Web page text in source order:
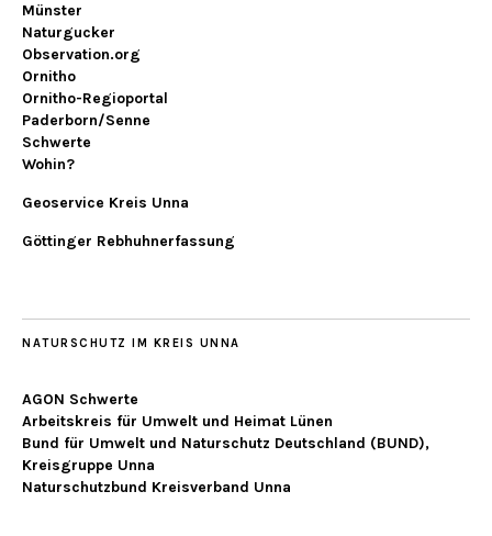
Münster
Naturgucker
Observation.org
Ornitho
Ornitho-Regioportal
Paderborn/Senne
Schwerte
Wohin?
Geoservice Kreis Unna
Göttinger Rebhuhnerfassung
NATURSCHUTZ IM KREIS UNNA
AGON Schwerte
Arbeitskreis für Umwelt und Heimat Lünen
Bund für Umwelt und Naturschutz Deutschland (BUND),
Kreisgruppe Unna
Naturschutzbund Kreisverband Unna